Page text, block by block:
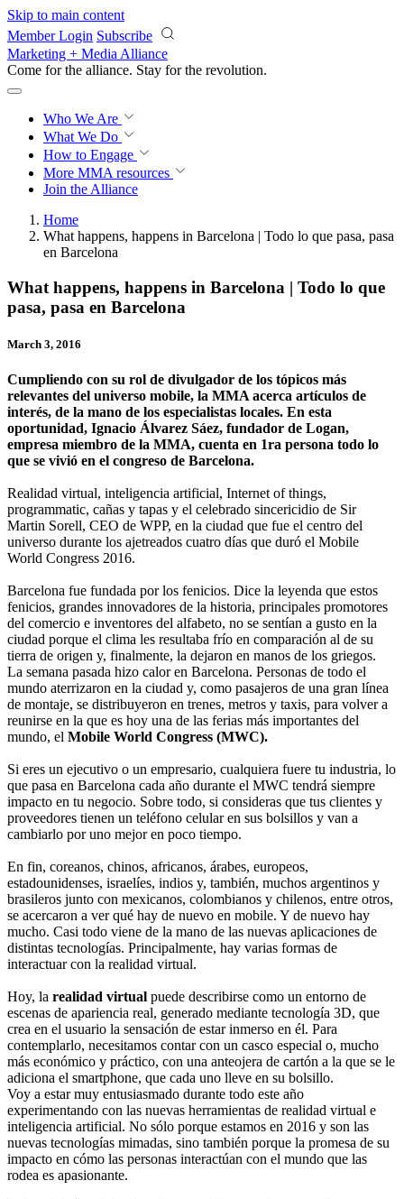
Skip to main content
Member Login Subscribe
Marketing + Media Alliance
Come for the alliance. Stay for the revolution.
Who We Are
What We Do
How to Engage
More MMA resources
Join the Alliance
Home
What happens, happens in Barcelona | Todo lo que pasa, pasa
en Barcelona
What happens, happens in Barcelona | Todo lo que
pasa, pasa en Barcelona
March 3, 2016
Cumpliendo con su rol de divulgador de los tópicos más
relevantes del universo mobile, la MMA acerca artículos de
interés, de la mano de los especialistas locales. En esta
oportunidad, Ignacio Álvarez Sáez, fundador de Logan,
empresa miembro de la MMA, cuenta en 1ra persona todo lo
que se vivió en el congreso de Barcelona.
Realidad virtual, inteligencia artificial, Internet of things,
programmatic, cañas y tapas y el celebrado sincericidio de Sir
Martin Sorell, CEO de WPP, en la ciudad que fue el centro del
universo durante los ajetreados cuatro días que duró el Mobile
World Congress 2016.
Barcelona fue fundada por los fenicios. Dice la leyenda que estos
fenicios, grandes innovadores de la historia, principales promotores
del comercio e inventores del alfabeto, no se sentían a gusto en la
ciudad porque el clima les resultaba frío en comparación al de su
tierra de origen y, finalmente, la dejaron en manos de los griegos.
La semana pasada hizo calor en Barcelona. Personas de todo el
mundo aterrizaron en la ciudad y, como pasajeros de una gran línea
de montaje, se distribuyeron en trenes, metros y taxis, para volver a
reunirse en la que es hoy una de las ferias más importantes del
mundo, el Mobile World Congress (MWC).
Si eres un ejecutivo o un empresario, cualquiera fuere tu industria, lo
que pasa en Barcelona cada año durante el MWC tendrá siempre
impacto en tu negocio. Sobre todo, si consideras que tus clientes y
proveedores tienen un teléfono celular en sus bolsillos y van a
cambiarlo por uno mejor en poco tiempo.
En fin, coreanos, chinos, africanos, árabes, europeos,
estadounidenses, israelíes, indios y, también, muchos argentinos y
brasileros junto con mexicanos, colombianos y chilenos, entre otros,
se acercaron a ver qué hay de nuevo en mobile. Y de nuevo hay
mucho. Casi todo viene de la mano de las nuevas aplicaciones de
distintas tecnologías. Principalmente, hay varias formas de
interactuar con la realidad virtual.
Hoy, la realidad virtual puede describirse como un entorno de
escenas de apariencia real, generado mediante tecnología 3D, que
crea en el usuario la sensación de estar inmerso en él. Para
contemplarlo, necesitamos contar con un casco especial o, mucho
más económico y práctico, con una anteojera de cartón a la que se le
adiciona el smartphone, que cada uno lleve en su bolsillo.
Voy a estar muy entusiasmado durante todo este año
experimentando con las nuevas herramientas de realidad virtual e
inteligencia artificial. No sólo porque estamos en 2016 y son las
nuevas tecnologías mimadas, sino también porque la promesa de su
impacto en cómo las personas interactúan con el mundo que las
rodea es apasionante.